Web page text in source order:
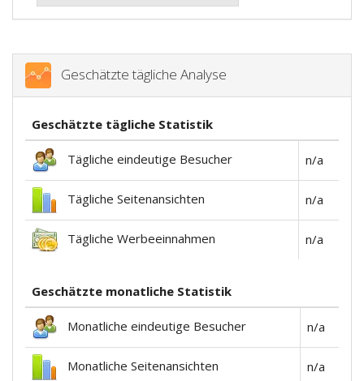
Geschätzte tägliche Analyse
Geschätzte tägliche Statistik
Tägliche eindeutige Besucher n/a
Tägliche Seitenansichten n/a
Tägliche Werbeeinnahmen n/a
Geschätzte monatliche Statistik
Monatliche eindeutige Besucher n/a
Monatliche Seitenansichten n/a